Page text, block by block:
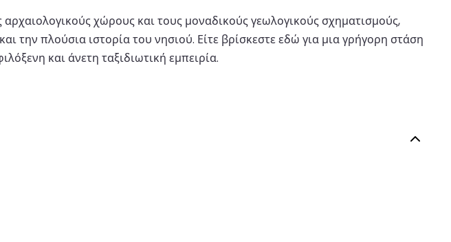
χώρους και τους μοναδικούς γεωλογικούς σχηματισμούς,
την πλούσια ιστορία του νησιού. Είτε βρίσκεστε εδώ για μια γρήγορη στάση
και άνετη ταξιδιωτική εμπειρία.